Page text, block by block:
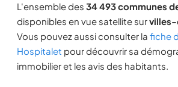
L'ensemble des 34 493 communes
disponibles en vue satellite sur
Vous pouvez aussi consulter la fiche
Hospitalet pour découvrir sa
immobilier et les avis des habitants.